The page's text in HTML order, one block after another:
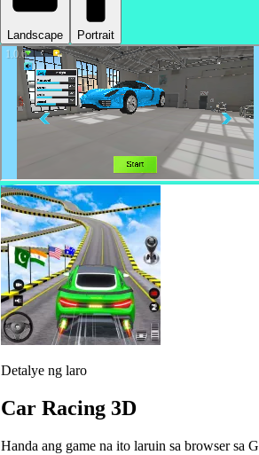
Landscape Portrait
Detalye ng laro
Car Racing 3D
Handa ang game na ito laruin sa browser sa